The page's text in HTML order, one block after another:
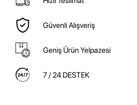
Güvenli Alışveriş
Geniş Ürün Yelpazesi
7 / 24 DESTEK